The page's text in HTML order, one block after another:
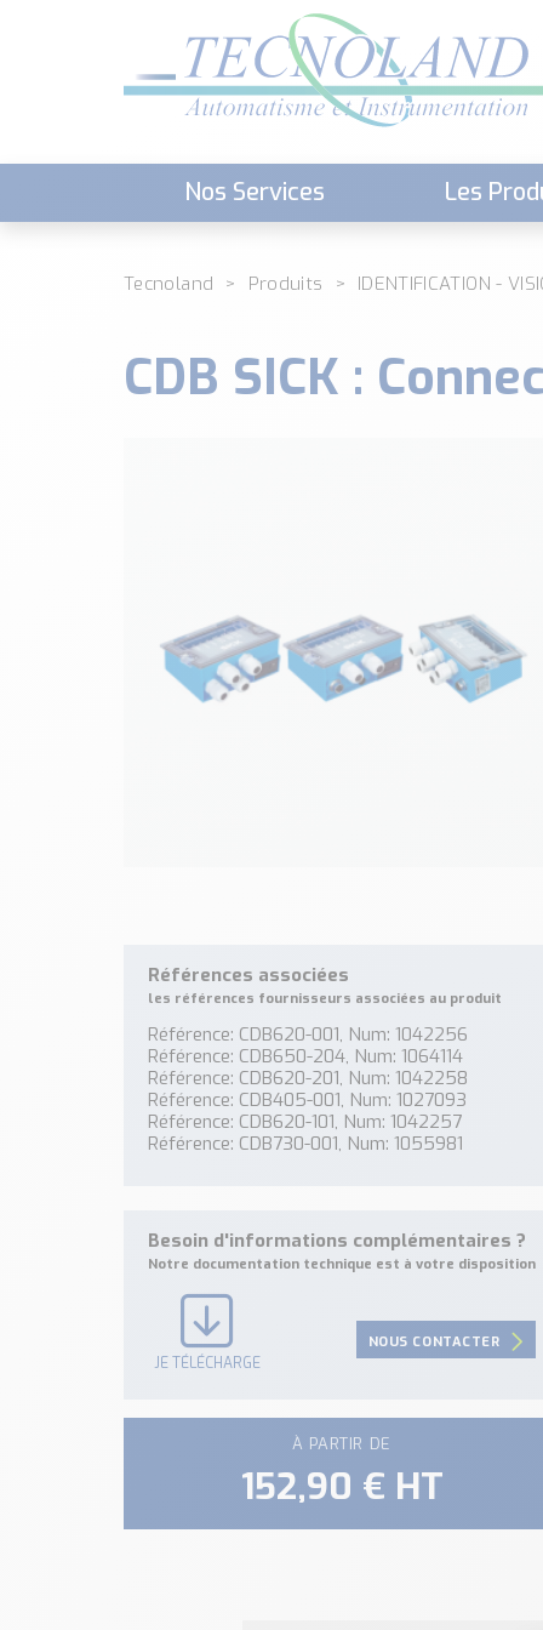
Nos Services Les
Tecnoland Produits IDENTIFICATION -
CDB SICK :
Références associées
les références fournisseurs associées au produit
Référence: CDB620-001, Num: 1042256
Référence: CDB650-204, Num: 1064114
Référence: CDB620-201, Num: 1042258
Référence: CDB405-001, Num: 1027093
Référence: CDB620-101, Num: 1042257
Référence: CDB730-001, Num: 1055981
Besoin d'informations complémentaires ?
Notre documentation technique est à votre disposition
JE TÉLÉCHARGE
NOUS CONTACTER
À PARTIR DE
152,90 € HT